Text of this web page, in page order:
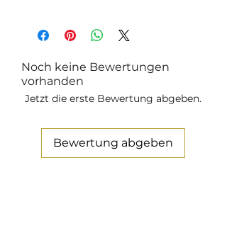
Produzione :
100% Made in
Trattamento :Lavaggio
Gratuita
Noch keine Bewertungen
vorhanden
Jetzt die erste Bewertung abgeben.
Bewertung abgeben